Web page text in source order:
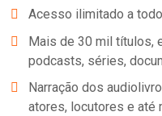
Acesso ilimitado a
Mais de 30 mil títulos,
podcasts, séries,
Narração dos
atores, locutores e até